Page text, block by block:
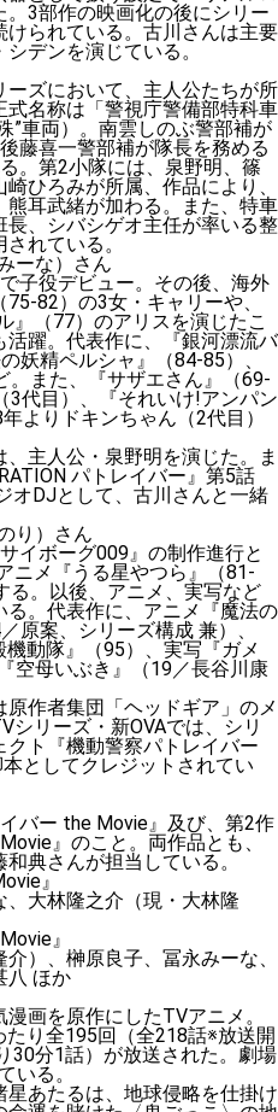
3部作の映画化の後にシリー
られている。古川さんは主要
デンを演じている。
ーズにおいて、主人公たちが所
名称は「警視庁警備部特科車
”車両）。南雲しのぶ警部補が
藤喜一警部補が隊長を務める
。第2小隊には、泉野明、篠
ひろみが所属、作品により、
耳武緒が加わる。また、特車
、シバシゲオ主任が率いる整
れている。
ーな）さん
子役デビュー。その後、海外
82）の3女・キャリーや、
』（77）のアリスを演じたこ
躍。代表作に、『銀河漂流バ
妖精ペルシャ』（84-85）、
。また、『サザエさん』（69-
3代目）、『それいけ!アンパン
よりドキンちゃん（2代目）
、主人公・泉野明を演じた。ま
パトレイバー』第5話
オDJとして、古川さんと一緒
り）さん
イボーグ009』の制作進行と
ニメ『うる星やつら』（81-
る。以後、アニメ、実写など
。代表作に、アニメ『魔法の
原案、シリーズ構成 兼）、
機動隊』（95）、実写『ガメ
空母いぶき』（19／長谷川康
原作者集団「ヘッドギア」のメ
シリーズ・新OVAでは、シリ
ト『機動警察パトレイバー
としてクレジットされてい
バー the Movie』及び、第2作
』のこと。両作品とも、
典さんが担当している。
』
大林隆之介（現・大林隆
』
）、榊原良子、冨永みーな、
八 ほか
画を原作にしたTVアニメ。
り全195回（全218話※放送開
30分1話）が放送された。劇場
いる。
あたるは、地球侵略を仕掛け